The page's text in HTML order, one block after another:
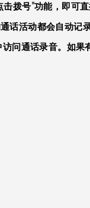
拨号”功能，即可
话活动都会自动记
问通话录音。如果